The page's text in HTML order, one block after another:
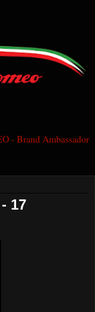
- Brand Ambassador
17